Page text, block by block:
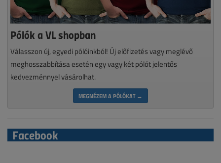
Pólók a VL shopban
Válasszon új, egyedi pólóinkból! Új előfizetés vagy meglévő
meghosszabbítása esetén egy vagy két pólót jelentős
kedvezménnyel vásárolhat.
MEGNÉZEM A PÓLÓKAT →
Facebook